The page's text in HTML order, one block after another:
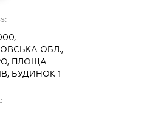
ОБЛ.,
ПЛОЩА
БУДИНОК 1